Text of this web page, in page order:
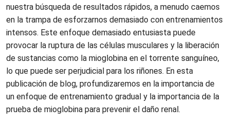
nuestra búsqueda de resultados rápidos, a menudo caemos
en la trampa de esforzarnos demasiado con entrenamientos
intensos. Este enfoque demasiado entusiasta puede
provocar la ruptura de las células musculares y la liberación
de sustancias como la mioglobina en el torrente sanguíneo,
lo que puede ser perjudicial para los riñones. En esta
publicación de blog, profundizaremos en la importancia de
un enfoque de entrenamiento gradual y la importancia de la
prueba de mioglobina para prevenir el daño renal.